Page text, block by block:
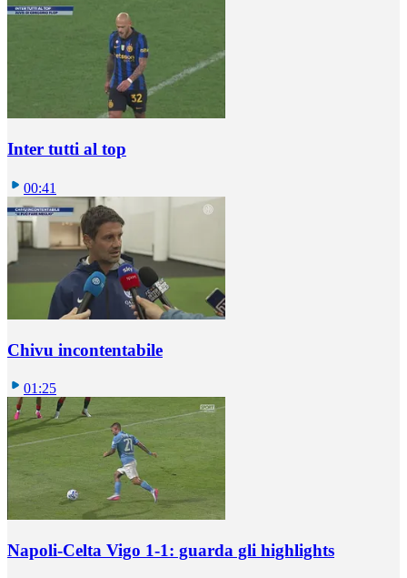
Inter tutti al top
00:41
Chivu incontentabile
01:25
Napoli-Celta Vigo 1-1: guarda gli highlights